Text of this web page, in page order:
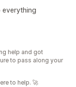
everything
help and got
to pass along your
to help. 🚀